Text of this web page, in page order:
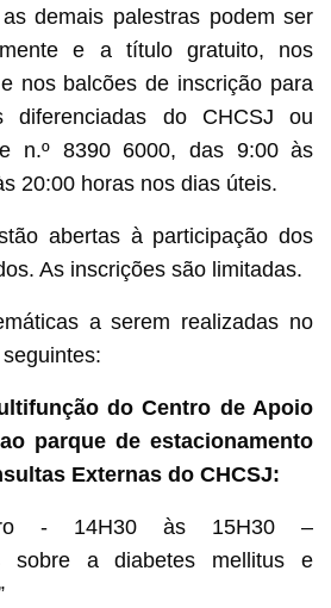
demais palestras podem ser
e a título gratuito, nos
nos balcões de inscrição para
diferenciadas do CHCSJ ou
n.º 8390 6000, das 9:00 às
20:00 horas nos dias úteis.
abertas à participação dos
As inscrições são limitadas.
a serem realizadas no
do Centro de Apoio
parque de estacionamento
Externas do CHCSJ:
- 14H30 às 15H30 –
sobre a diabetes mellitus e